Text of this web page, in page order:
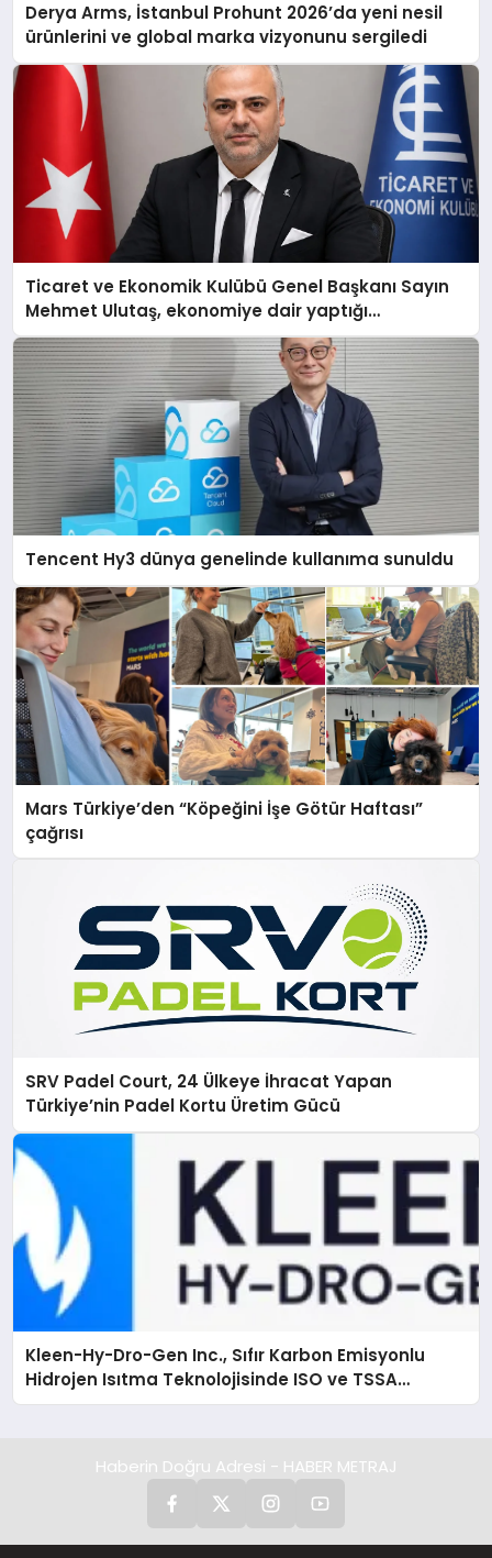
Derya Arms, İstanbul Prohunt 2026’da yeni nesil
ürünlerini ve global marka vizyonunu sergiledi
Ticaret ve Ekonomik Kulübü Genel Başkanı Sayın
Mehmet Ulutaş, ekonomiye dair yaptığı
açıklamada şunları kaydetti:
Tencent Hy3 dünya genelinde kullanıma sunuldu
Mars Türkiye’den “Köpeğini İşe Götür Haftası”
çağrısı
SRV Padel Court, 24 Ülkeye İhracat Yapan
Türkiye’nin Padel Kortu Üretim Gücü
Kleen-Hy-Dro-Gen Inc., Sıfır Karbon Emisyonlu
Hidrojen Isıtma Teknolojisinde ISO ve TSSA
Düzenleyici Onaylarını Aldı
Haberin Doğru Adresi - HABER METRAJ